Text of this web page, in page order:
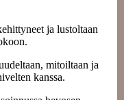
ja lustoltaan
mitoiltaan ja
kanssa.